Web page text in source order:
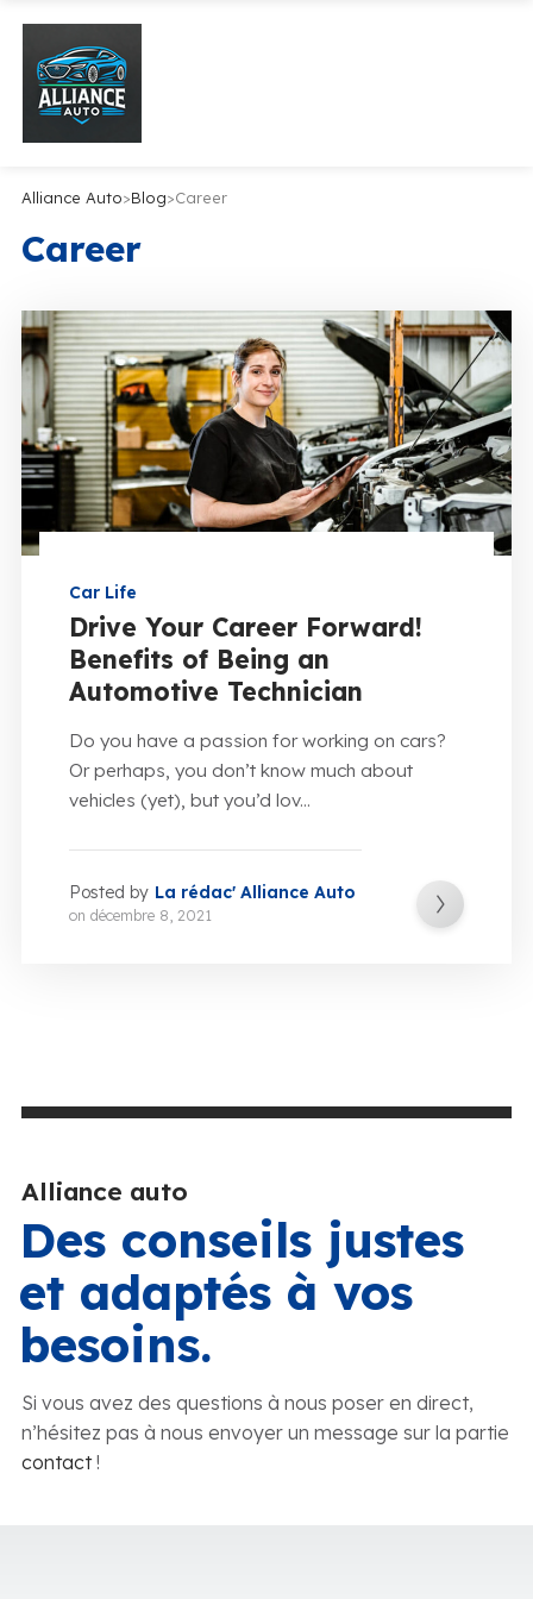
Alliance Auto>Blog>Career
Career
Car Life
Drive Your Career Forward!
Benefits of Being an
Automotive Technician
Do you have a passion for working on cars?
Or perhaps, you don’t know much about
vehicles (yet), but you’d lov...
Posted by La rédac' Alliance Auto
on décembre 8, 2021
Alliance auto
Des conseils justes
et adaptés à vos
besoins.
Si vous avez des questions à nous poser en direct,
n’hésitez pas à nous envoyer un message sur la partie
contact!